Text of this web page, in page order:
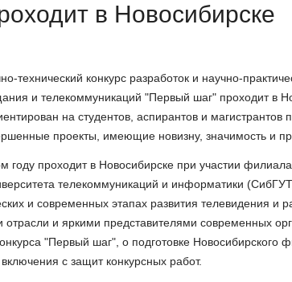
в Новосибирске
технический конкурс разработок и научно-
и телекоммуникаций "Первый шаг" проходит в
на студентов, аспирантов и
проекты, имеющие новизну, значимость и
году проходит в Новосибирске при участии
телекоммуникаций и информатики
и современных этапах развития телевидения и
отрасли и яркими представителями современных
"Первый шаг", о подготовке Новосибирского
с защит конкурсных работ.